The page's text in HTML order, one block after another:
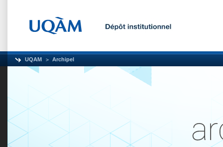
UQAM Archipel